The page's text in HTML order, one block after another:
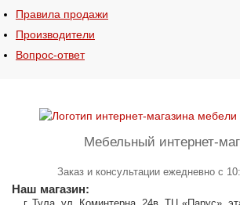
Правила продажи
Производители
Вопрос-ответ
Мебельный интернет-
Заказ и консультацииежедневно с
Наш магазин: